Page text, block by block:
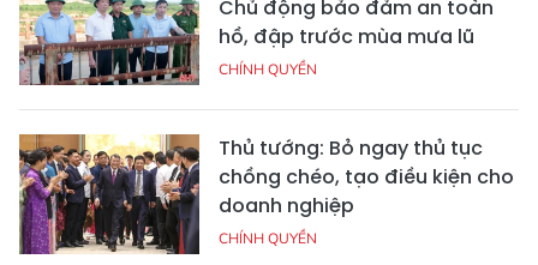
Chủ động bảo đảm an toàn
hồ, đập trước mùa mưa lũ
CHÍNH QUYỀN
Thủ tướng: Bỏ ngay thủ tục
chồng chéo, tạo điều kiện cho
doanh nghiệp
CHÍNH QUYỀN